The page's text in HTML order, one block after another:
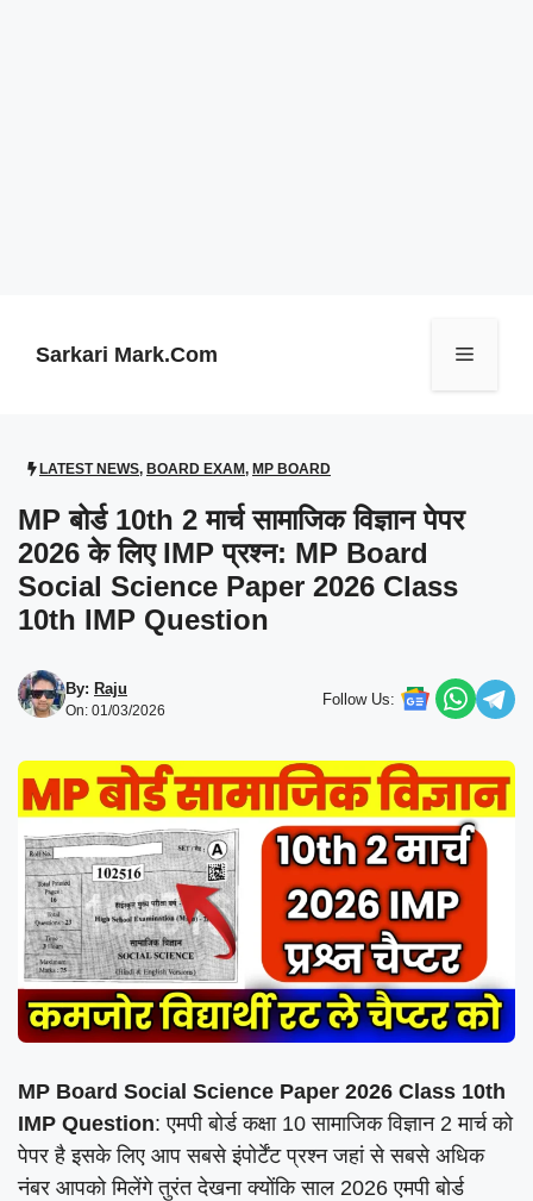
Sarkari Mark.Com Menu
LATEST NEWS, BOARD EXAM, MP BOARD
MP बोर्ड 10th 2 मार्च सामाजिक विज्ञान पेपर
2026 के लिए IMP प्रश्न: MP Board
Social Science Paper 2026 Class
10th IMP Question
By: Raju
On: 01/03/2026
Follow Us:
MP Board Social Science Paper 2026 Class 10th
IMP Question: एमपी बोर्ड कक्षा 10 सामाजिक विज्ञान 2 मार्च को
पेपर है इसके लिए आप सबसे इंपोर्टेंट प्रश्न जहां से सबसे अधिक
नंबर आपको मिलेंगे तुरंत देखना क्योंकि साल 2026 एमपी बोर्ड